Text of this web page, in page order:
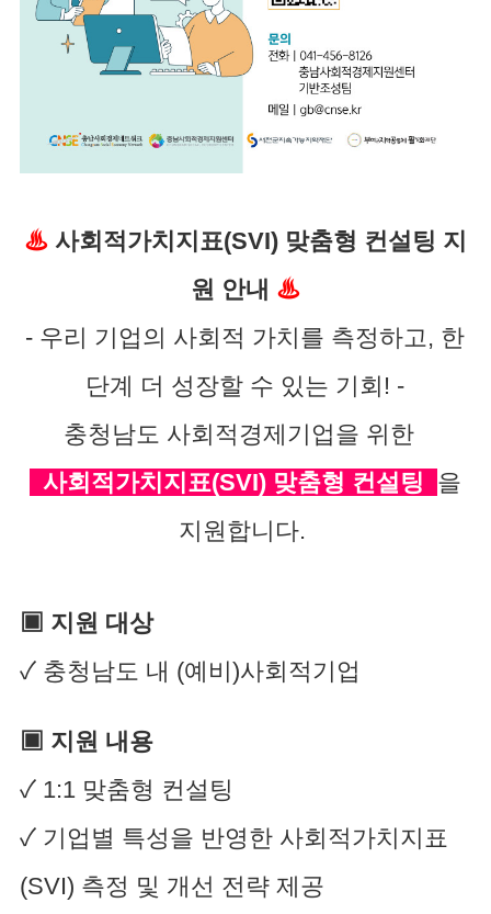
♨사회적가치지표(SVI) 맞춤형 컨설팅 지
원 안내 ♨
- 우리 기업의 사회적 가치를 측정하고, 한
단계 더 성장할 수 있는 기회! -
충청남도 사회적경제기업을 위한
사회적가치지표(SVI) 맞춤형 컨설팅 을
지원합니다.
▣ 지원 대상
✓ 충청남도 내 (예비)사회적기업
▣ 지원 내용
✓ 1:1 맞춤형 컨설팅
✓ 기업별 특성을 반영한 사회적가치지표
(SVI) 측정 및 개선 전략 제공